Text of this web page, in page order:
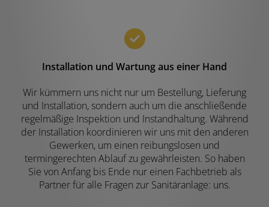
Installation und Wartung aus einer Hand
Wir kümmern uns nicht nur um Bestellung, Lieferung
und Installation, sondern auch um die anschließende
regelmäßige Inspektion und Instandhaltung. Während
der Installation koordinieren wir uns mit den anderen
Gewerken, um einen reibungslosen und
termingerechten Ablauf zu gewährleisten. So haben
Sie von Anfang bis Ende nur einen Fachbetrieb als
Partner für alle Fragen zur Sanitäranlage: uns.